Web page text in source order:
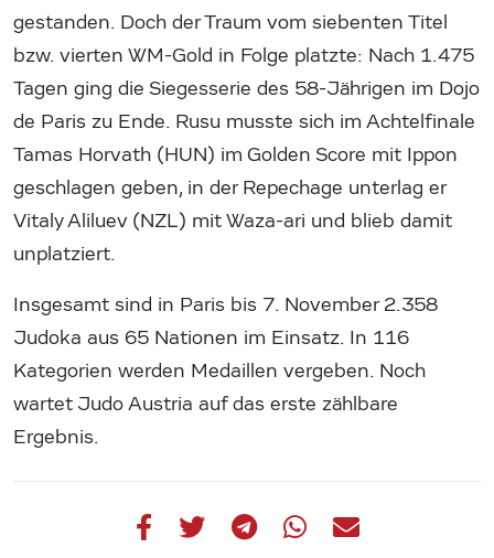
gestanden. Doch der Traum vom siebenten Titel
bzw. vierten WM-Gold in Folge platzte: Nach 1.475
Tagen ging die Siegesserie des 58-Jährigen im Dojo
de Paris zu Ende. Rusu musste sich im Achtelfinale
Tamas Horvath (HUN) im Golden Score mit Ippon
geschlagen geben, in der Repechage unterlag er
Vitaly Aliluev (NZL) mit Waza-ari und blieb damit
unplatziert.
Insgesamt sind in Paris bis 7. November 2.358
Judoka aus 65 Nationen im Einsatz. In 116
Kategorien werden Medaillen vergeben. Noch
wartet Judo Austria auf das erste zählbare
Ergebnis.